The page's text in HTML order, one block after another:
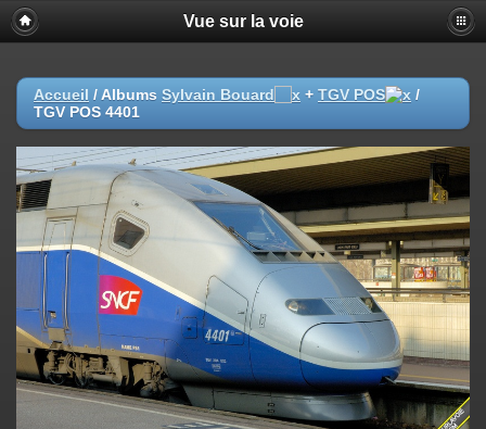
Vue sur la voie
Accueil / Albums Sylvain Bouard + TGV POS
/
TGV POS 4401